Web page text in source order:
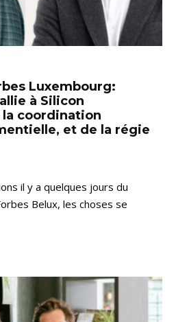
Luxembourg:
à Silicon
coordination
et de la régie
il y a quelques jours du
Belux, les choses se